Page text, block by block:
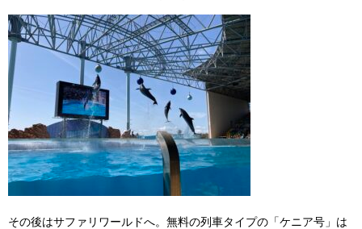
その後はサファリワールドへ。無料の列車タイプの「ケニア号」は